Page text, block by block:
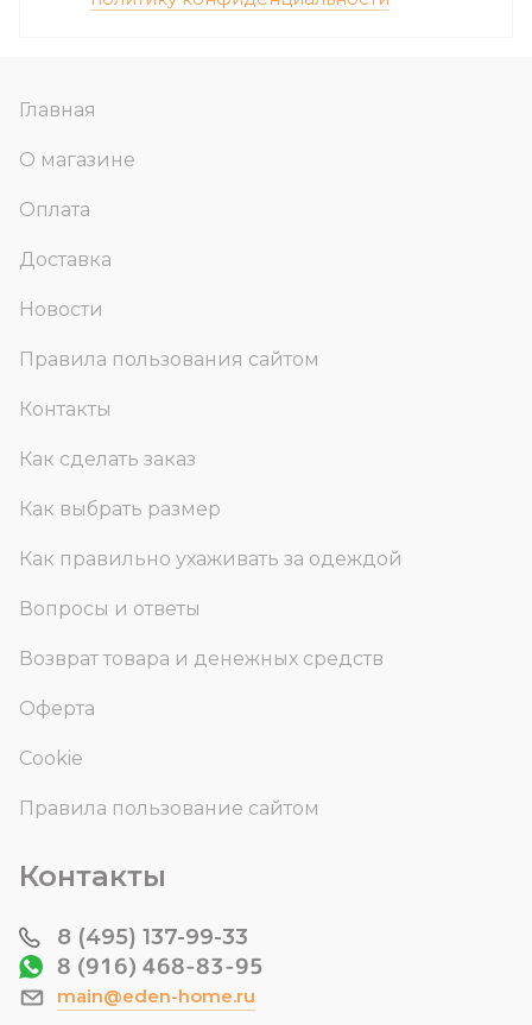
Главная
О магазине
Оплата
Доставка
Новости
Правила пользования сайтом
Контакты
Как сделать заказ
Как выбрать размер
Как правильно ухаживать за одеждой
Вопросы и ответы
Возврат товара и денежных средств
Оферта
Cookie
Правила пользование сайтом
Контакты
8 (495) 137-99-33
8 (916) 468-83-95
main@eden-home.ru